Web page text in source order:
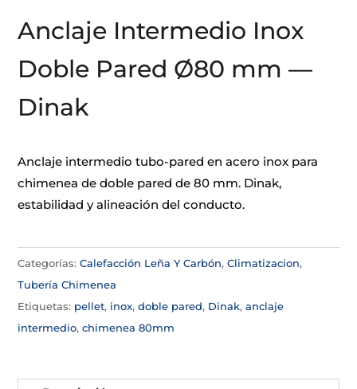
Anclaje Intermedio Inox
Doble Pared Ø80 mm —
Dinak
Anclaje intermedio tubo-pared en acero inox para
chimenea de doble pared de 80 mm. Dinak,
estabilidad y alineación del conducto.
Categorías:Calefacción Leña Y Carbón,Climatizacion,
Tubería Chimenea
Etiquetas: pellet, inox,doble pared, Dinak,anclaje
intermedio,chimenea 80mm